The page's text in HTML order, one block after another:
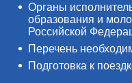
Органы
образования и
Российской
Перечень
Подготовка к